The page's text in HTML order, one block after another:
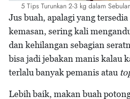
5 Tips Turunkan 2-3 kg dalam
Jus buah, apalagi yang
kemasan, sering kali
dan kehilangan sebagian
bisa jadi jebakan manis kalau
terlalu banyak pemanis atau
Lebih baik, makan buah